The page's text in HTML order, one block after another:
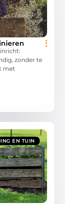
zonder te
met
EN TUIN